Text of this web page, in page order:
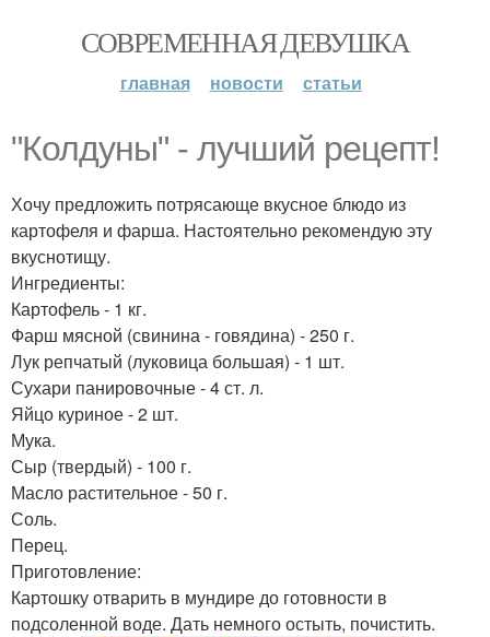
СОВРЕМЕННАЯ ДЕВУШКА
главная новости статьи
"Колдуны" - лучший рецепт!
Хочу предложить потрясающе вкусное блюдо из
картофеля и фарша. Настоятельно рекомендую эту
вкуснотищу.
Ингредиенты:
Картофель - 1 кг.
Фарш мясной (свинина - говядина) - 250 г.
Лук репчатый (луковица большая) - 1 шт.
Сухари панировочные - 4 ст. л.
Яйцо куриное - 2 шт.
Мука.
Сыр (твердый) - 100 г.
Масло растительное - 50 г.
Соль.
Перец.
Приготовление:
Картошку отварить в мундире до готовности в
подсоленной воде. Дать немного остыть, почистить.